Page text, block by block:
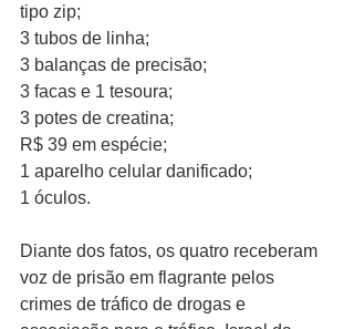
tipo zip;
3 tubos de linha;
3 balanças de precisão;
3 facas e 1 tesoura;
3 potes de creatina;
R$ 39 em espécie;
1 aparelho celular danificado;
1 óculos.
Diante dos fatos, os quatro receberam
voz de prisão em flagrante pelos
crimes de tráfico de drogas e